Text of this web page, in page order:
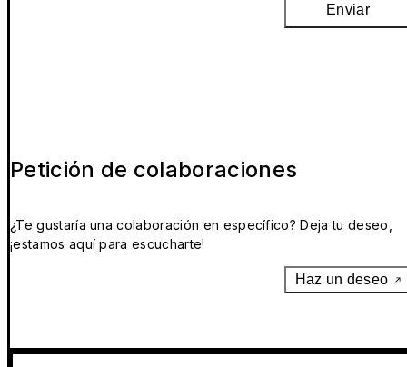
Enviar
Petición de colaboraciones
¿Te gustaría una colaboración en específico? Deja tu deseo,
¡estamos aquí para escucharte!
Haz un deseo